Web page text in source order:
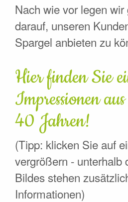
Nach wie vor legen
darauf, unseren
Spargel anbieten zu
Hier finden Sie
Impressionen
40 Jahren!
(Tipp: klicken Sie auf
vergrößern - unterhalb
Bildes stehen
Informationen)